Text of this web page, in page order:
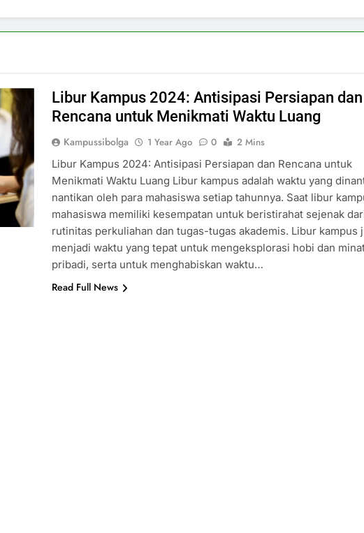
Libur Kampus 2024: Antisipasi Persiapan dan
Rencana untuk Menikmati Waktu Luang
Kampussibolga 1 Year Ago 0
2 Mins
Libur Kampus 2024: Antisipasi Persiapan dan Rencana untuk
Menikmati Waktu Luang Libur kampus adalah waktu yang
nantikan oleh para mahasiswa setiap tahunnya. Saat libur
mahasiswa memiliki kesempatan untuk beristirahat sejenak
rutinitas perkuliahan dan tugas-tugas akademis. Libur kampus
menjadi waktu yang tepat untuk mengeksplorasi hobi dan
pribadi, serta untuk menghabiskan waktu…
Read Full News